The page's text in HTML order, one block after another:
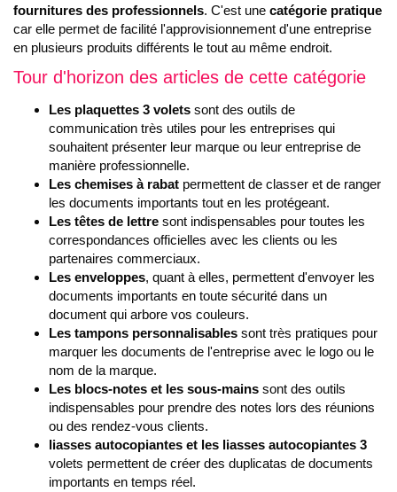
fournitures des professionnels. C'est une catégorie pratique
car elle permet de facilité l'approvisionnement d'une entreprise
en plusieurs produits différents le tout au même endroit.
Tour d'horizon des articles de cette catégorie
Les plaquettes 3 volets sont des outils de
communication très utiles pour les entreprises qui
souhaitent présenter leur marque ou leur entreprise de
manière professionnelle.
Les chemises à rabat permettent de classer et de ranger
les documents importants tout en les protégeant.
Les têtes de lettre sont indispensables pour toutes les
correspondances officielles avec les clients ou les
partenaires commerciaux.
Les enveloppes, quant à elles, permettent d'envoyer les
documents importants en toute sécurité dans un
document qui arbore vos couleurs.
Les tampons personnalisables sont très pratiques pour
marquer les documents de l'entreprise avec le logo ou le
nom de la marque.
Les blocs-notes et les sous-mains sont des outils
indispensables pour prendre des notes lors des réunions
ou des rendez-vous clients.
liasses autocopiantes et les liasses autocopiantes 3
volets permettent de créer des duplicatas de documents
importants en temps réel.